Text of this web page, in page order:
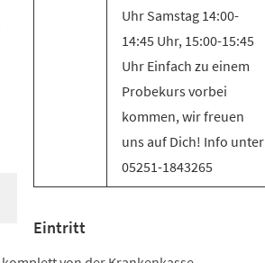
Uhr Samstag 14:00-
14:45 Uhr, 15:00-15:45
Uhr Einfach zu einem
Probekurs vorbei
kommen, wir freuen
uns auf Dich! Info unter
05251-1843265
Eintritt